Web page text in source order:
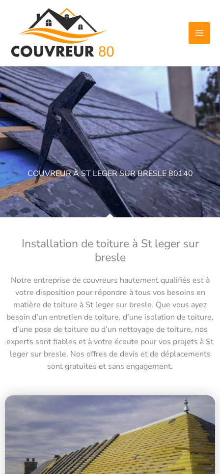
contenu
COUVREUR À ST LEGER SUR BRESLE 80140
Installation de toiture à St leger sur
bresle
Notre entreprise de couvreurs hautement qualifiés est à
votre disposition pour répondre à tous vos besoins en
matière de toiture à St leger sur bresle. Que vous ayez
besoin d’un entretien de toiture, d’une isolation de toiture,
d’une pose de toiture ou d’un nettoyage de toiture, nos
experts sont fiables et à votre écoute pour vos projets à St
leger sur bresle. Nos offres de devis et de déplacements
sont gratuites et sans engagement.